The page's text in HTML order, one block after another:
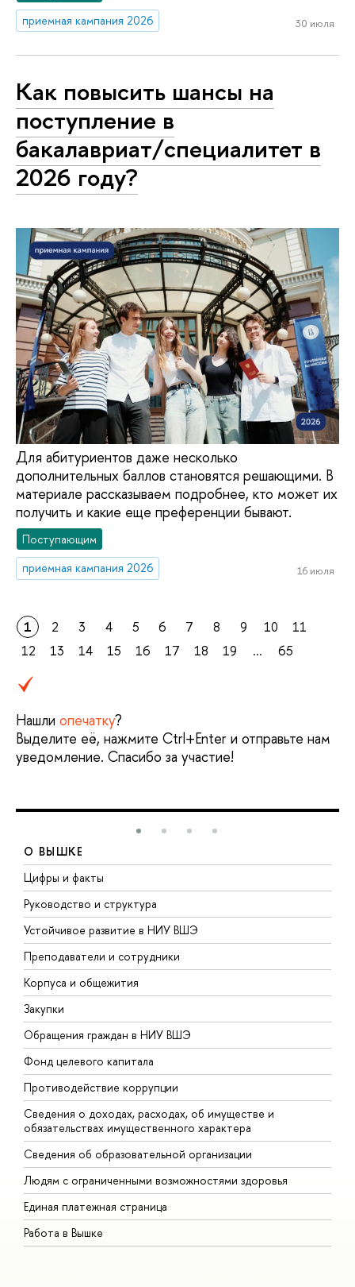
приемная кампания 2026
30 июля
Как повысить шансы на
поступление в
бакалавриат/специалитет в
2026 году?
Для абитуриентов даже несколько
дополнительных баллов становятся решающими. В
материале рассказываем подробнее, кто может их
получить и какие еще преференции бывают.
Поступающим
приемная кампания 2026
16 июля
1 2 3 4 5 6 7 8 9 10
11
12
13 14 15 16 17 18 19 ... 65
Нашли опечатку?
Выделите её, нажмите Ctrl+Enter и отправьте нам
уведомление. Спасибо за участие!
О ВЫШКЕ
Цифры и факты
Руководство и структура
Устойчивое развитие в НИУ ВШЭ
Преподаватели и сотрудники
Корпуса и общежития
Закупки
Обращения граждан в НИУ ВШЭ
Фонд целевого капитала
Противодействие коррупции
Сведения о доходах, расходах, об имуществе и
обязательствах имущественного характера
Сведения об образовательной организации
Людям с ограниченными возможностями здоровья
Единая платежная страница
Работа в Вышке